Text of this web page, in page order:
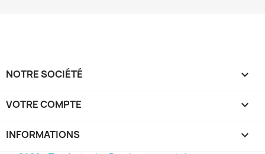
NOTRE SOCIÉTÉ 
VOTRE COMPTE 
INFORMATIONS keyboard_arrow_down